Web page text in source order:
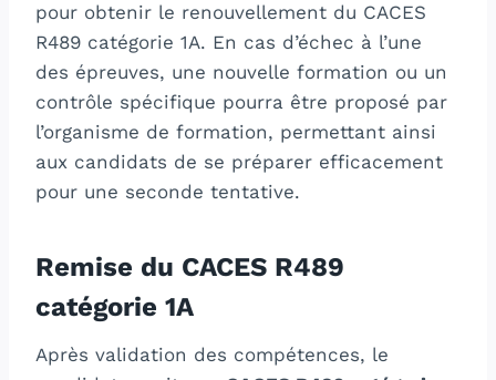
pour obtenir le renouvellement du CACES
R489 catégorie 1A. En cas d’échec à l’une
des épreuves, une nouvelle formation ou un
contrôle spécifique pourra être proposé par
l’organisme de formation, permettant ainsi
aux candidats de se préparer efficacement
pour une seconde tentative.
Remise du CACES R489
catégorie 1A
Après validation des compétences, le